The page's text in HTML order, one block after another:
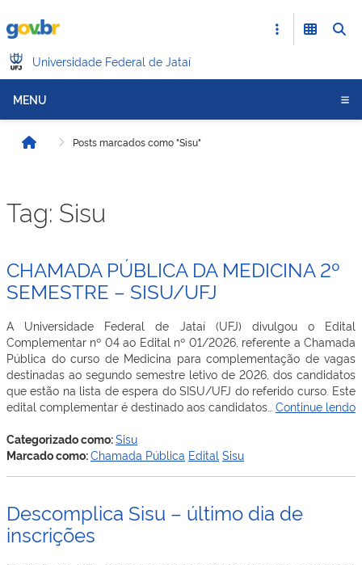
Universidade Federal de Jataí
MENU
Início Posts marcados como "Sisu"
Tag: Sisu
CHAMADA PÚBLICA DA MEDICINA 2º
SEMESTRE – SISU/UFJ
A Universidade Federal de Jataí (UFJ) divulgou o Edital
Complementar nº 04 ao Edital nº 01/2026, referente a Chamada
Pública do curso de Medicina para complementação de vagas
destinadas ao segundo semestre letivo de 2026, dos candidatos
que estão na lista de espera do SISU/UFJ do referido curso. Este
edital complementar é destinado aos candidatos… Continue lendo
Categorizado como:Sisu
Marcado como:Chamada Pública Edital Sisu
Descomplica Sisu – último dia de
inscrições